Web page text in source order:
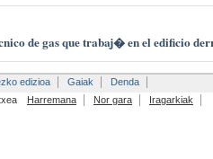
de gas que trabaj� en el edificio
edizioa Gaiak
Denda
Harremana Nor gara Iragarkiak